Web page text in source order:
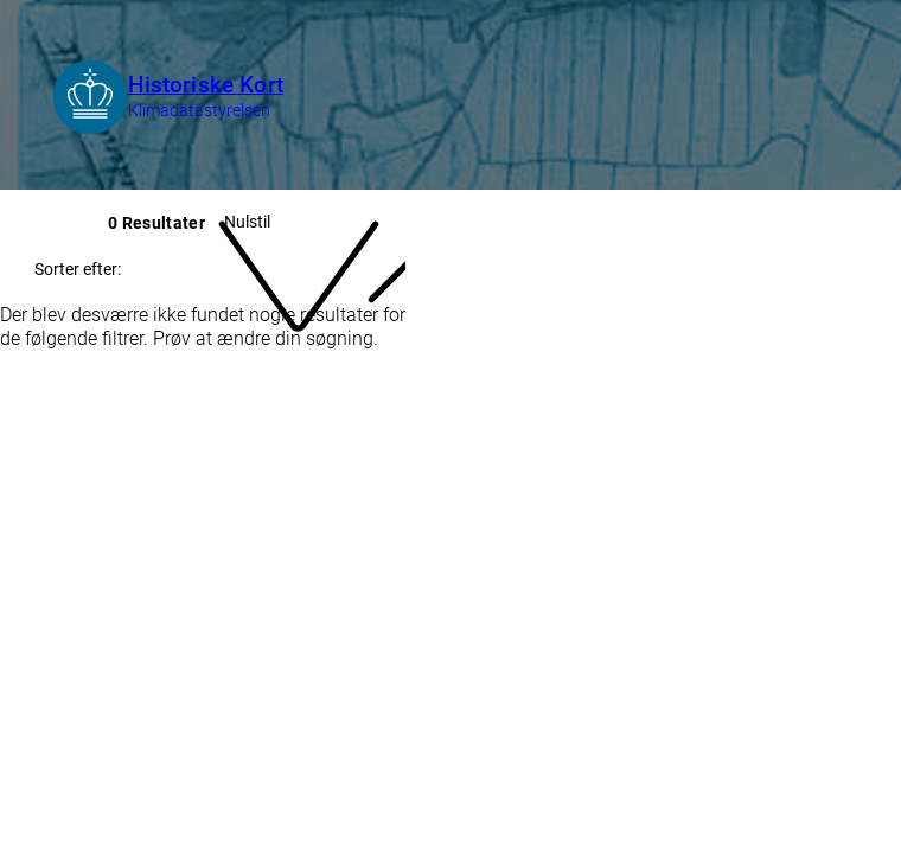
0 Resultater Nulstil
Sorter efter:
Der blev desværre ikke fundet nogle resultater for
de følgende filtrer. Prøv at ændre din søgning.